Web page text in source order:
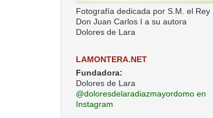
Fotografía dedicada por S.M. el Rey
Don Juan Carlos I a su autora
Dolores de Lara
LAMONTERA.NET
Fundadora:
Dolores de Lara
@doloresdelaradiazmayordomo en
Instagram